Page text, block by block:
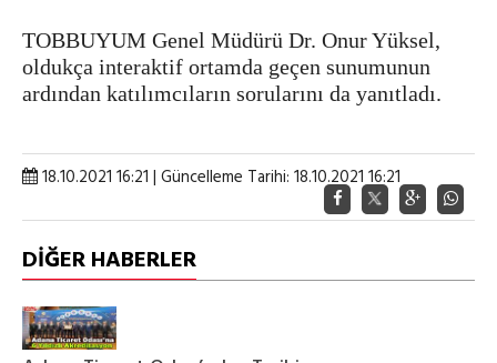
TOBBUYUM Genel Müdürü Dr. Onur Yüksel,
oldukça interaktif ortamda geçen sunumunun
ardından katılımcıların sorularını da yanıtladı.
18.10.2021 16:21 | Güncelleme Tarihi: 18.10.2021 16:21
DİĞER HABERLER